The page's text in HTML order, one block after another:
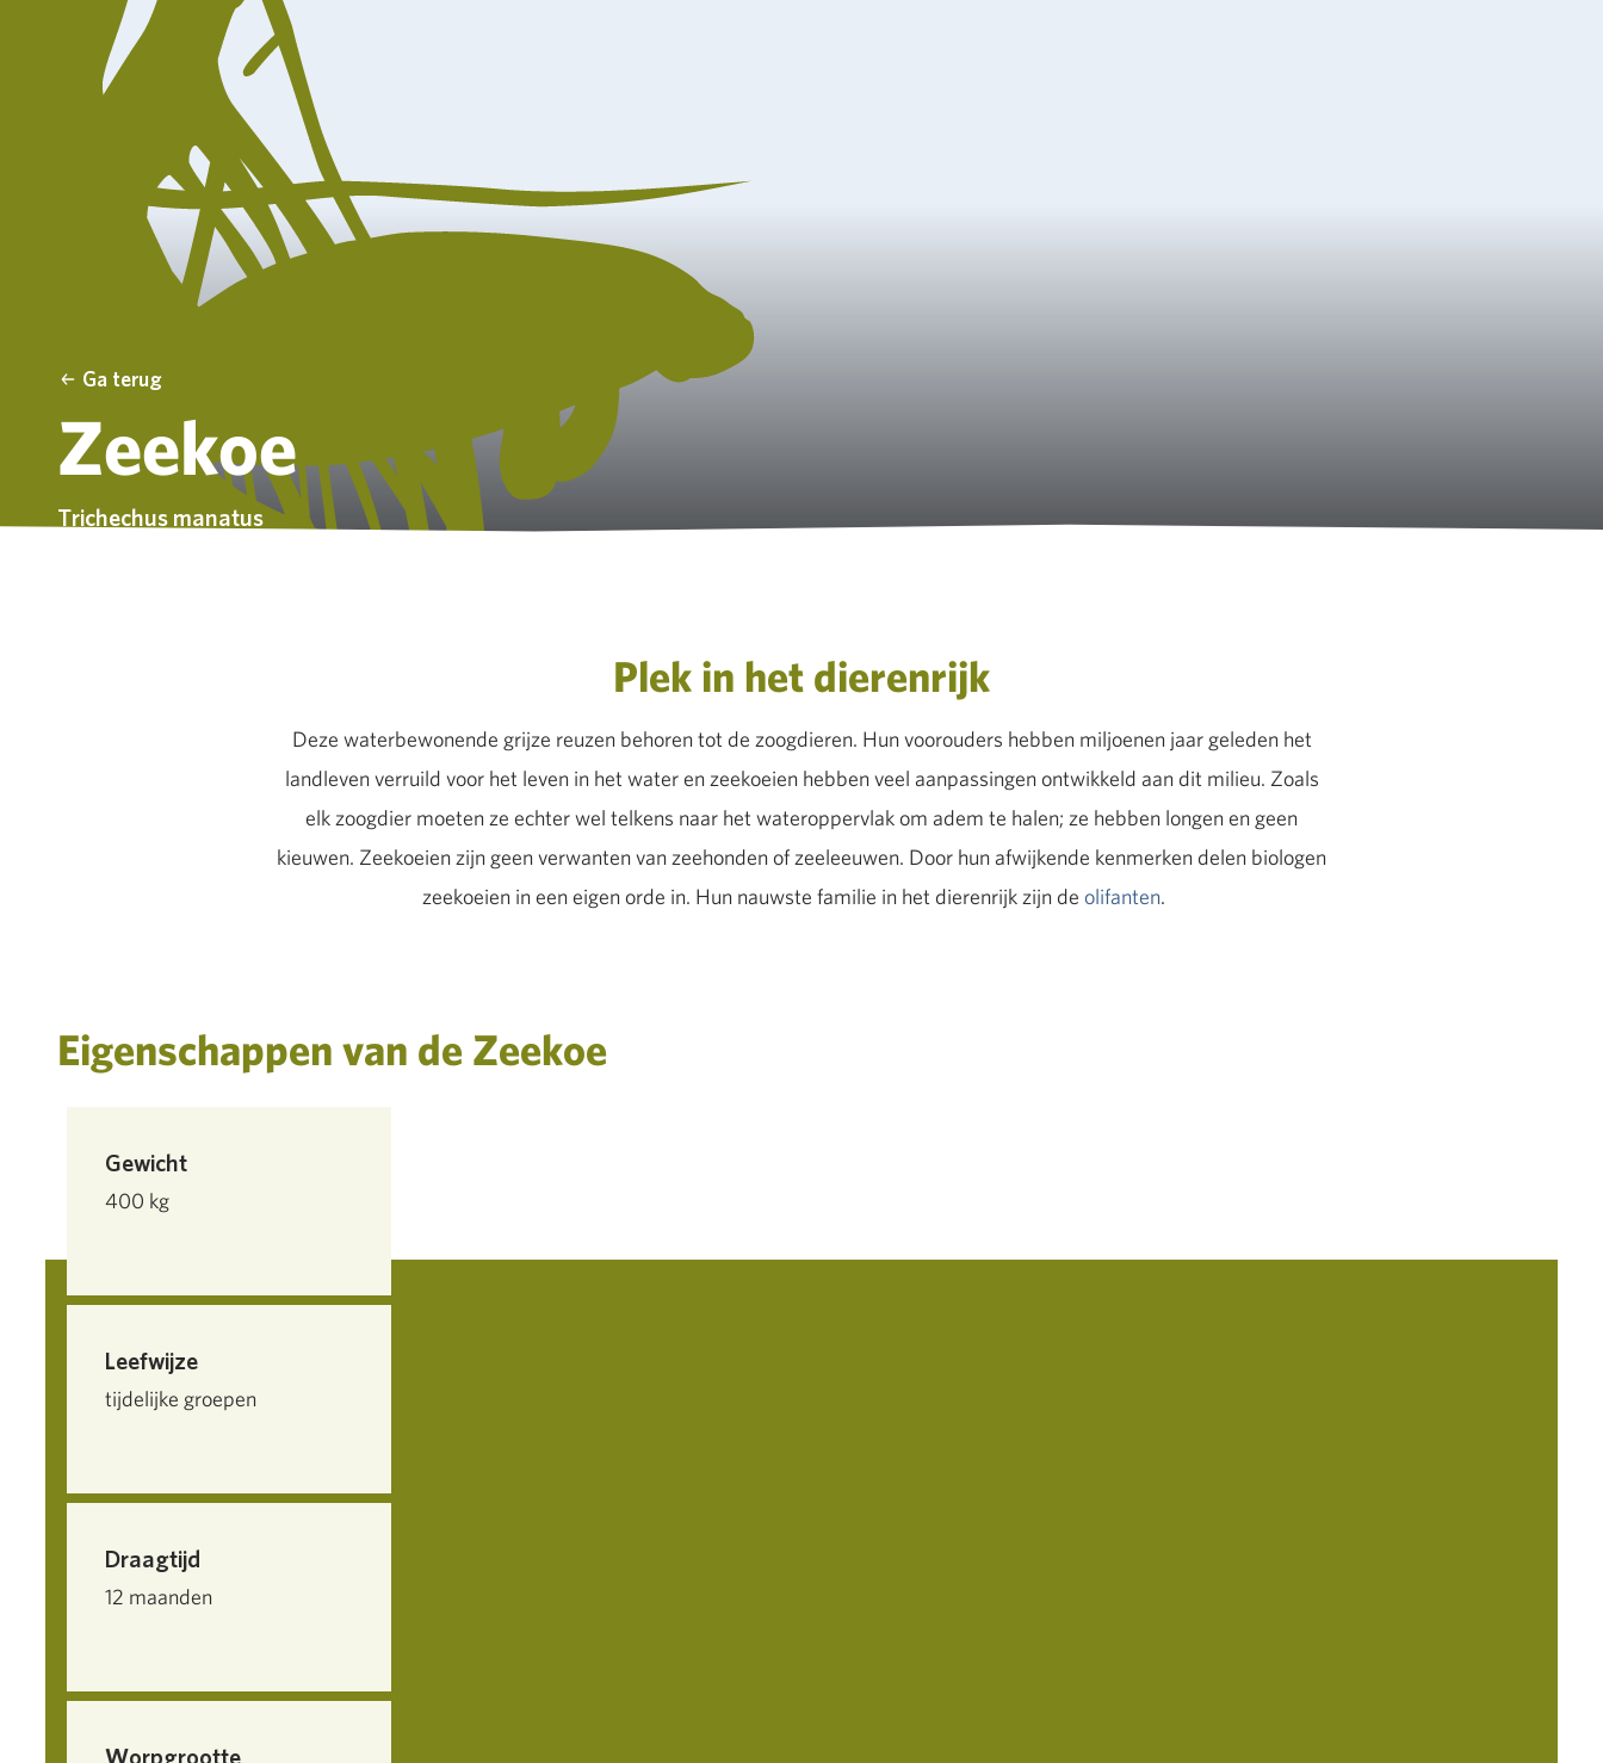
Ga terug
Zeekoe
Trichechus manatus
Plek in het dierenrijk
Deze waterbewonende grijze reuzen behoren tot de zoogdieren. Hun voorouders hebben miljoenen jaar geleden het
landleven verruild voor het leven in het water en zeekoeien hebben veel aanpassingen ontwikkeld aan dit milieu. Zoals
elk zoogdier moeten ze echter wel telkens naar het wateroppervlak om adem te halen; ze hebben longen en geen
kieuwen. Zeekoeien zijn geen verwanten van zeehonden of zeeleeuwen. Door hun afwijkende kenmerken delen biologen
zeekoeien in een eigen orde in. Hun nauwste familie in het dierenrijk zijn de olifanten.
Eigenschappen van de Zeekoe
Gewicht
400 kg
Leefwijze
tijdelijke groepen
Draagtijd
12 maanden